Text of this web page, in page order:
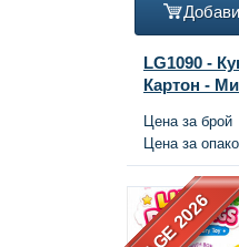
LG1090 -
Картон -
Цена за брой
Цена за